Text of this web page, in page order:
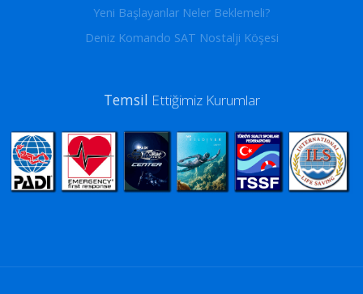
Yeni Başlayanlar Neler Beklemeli?
Deniz Komando SAT Nostalji Köşesi
Temsil Ettiğimiz Kurumlar